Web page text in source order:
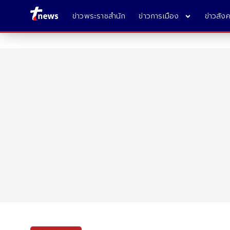
ข่าวพระราชสำนัก ข่าวการเมือง ข่าวสัง